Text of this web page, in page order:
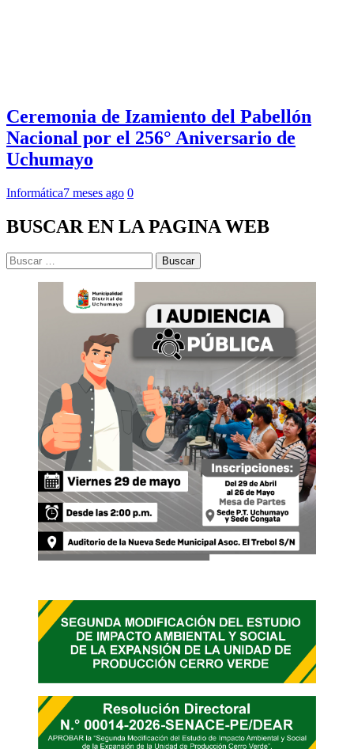
Ceremonia de Izamiento del Pabellón
Nacional por el 256° Aniversario de
Uchumayo
Informática7 meses ago 0
BUSCAR EN LA PAGINA WEB
Buscar: